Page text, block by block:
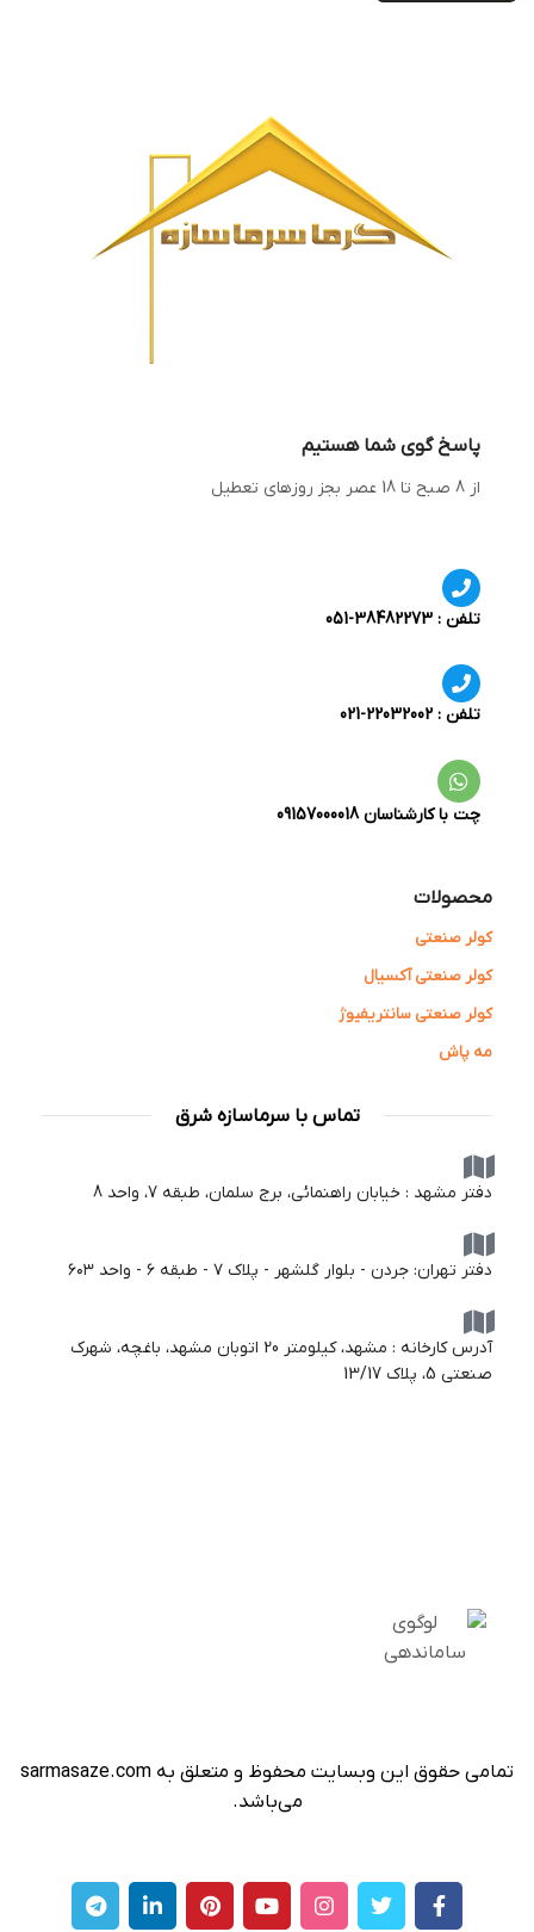
پاسخ گوی شما هستیم
از 8 صبح تا 18 عصر بجز روزهای تعطیل
تلفن : 38482273-051
تلفن : 22032002-021
چت با کارشناسان 09157000018
محصولات
کولر صنعتی
کولر صنعتی آکسیال
کولر صنعتی سانتریفیوژ
مه پاش
تماس با سرماسازه شرق
دفتر مشهد : خیابان راهنمائی، برج سلمان، طبقه 7، واحد 8
دفتر تهران: جردن - بلوار گلشهر - پلاک ۷ - طبقه ۶ - واحد ۶۰۳
آدرس کارخانه : مشهد، کیلومتر 20 اتوبان مشهد، باغچه، شهرک
صنعتی 5، پلاک 13/17
تمامی حقوق این وبسایت محفوظ و متعلق به sarmasaze.com
می‌باشد.